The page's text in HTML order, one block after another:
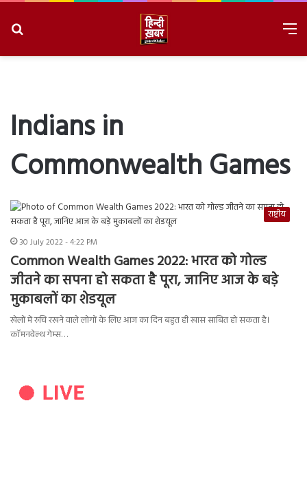
Indians in
Commonwealth Games
राष्ट्रीय
30 July 2022 - 4:22 PM
Common Wealth Games 2022: भारत को गोल्ड
जीतने का सपना हो सकता है पूरा, जानिए आज के बड़े
मुकाबलों का शेडयूल
खेलों में रुचि रखने वाले लोगों के लिए आज का दिन बहुत ही खास साबित हो सकता है।
कॉमनवेल्थ गेम्स…